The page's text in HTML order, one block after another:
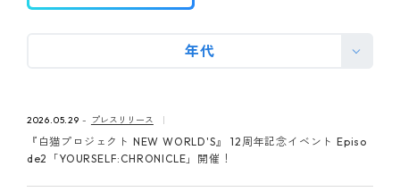
採用情報
ピンマーク
年代
2026.05.29 プレスリリース
『白猫プロジェクト NEW WORLD'S』 12周年記念イベント Episo
de2「YOURSELF:CHRONICLE」開催！